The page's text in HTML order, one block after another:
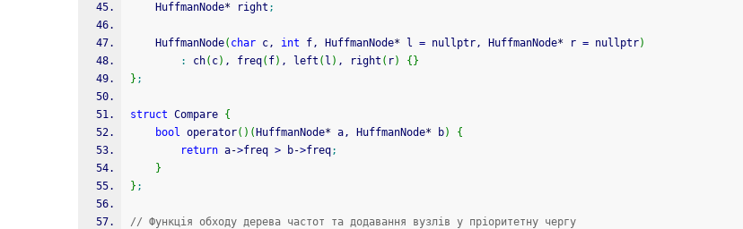
    HuffmanNode
* right ;
    HuffmanNode
( char c, int f, HuffmanNode* l = nullptr, HuffmanNode* r = nullptr)
:
ch( c) , freq( f) , left ( l ) , right ( r) { }
} ;
struct Compare {
bool operator( ) ( HuffmanNode* a, HuffmanNode* b)
{
return a->freq > b->freq;
}
} ;
// Функція обходу дерева частот та додавання вузлів у пріоритетну чергу